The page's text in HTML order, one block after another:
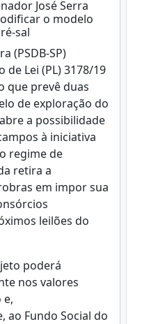
José Serra
o modelo
sal
(PSDB-SP)
Lei (PL) 3178/19
que prevê duas
de exploração do
a possibilidade
à iniciativa
regime de
retira a
em impor sua
leilões do
poderá
nos valores
e,
ao Fundo Social do